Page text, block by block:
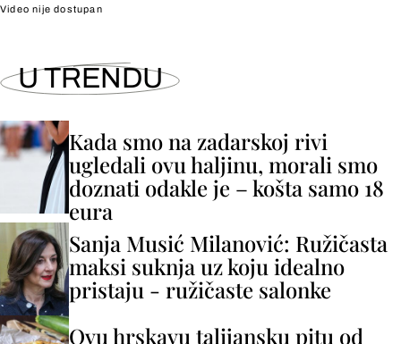
Video nije dostupan
U TRENDU
Kada smo na zadarskoj rivi
ugledali ovu haljinu, morali smo
doznati odakle je – košta samo 18
eura
Sanja Musić Milanović: Ružičasta
maksi suknja uz koju idealno
pristaju - ružičaste salonke
Ovu hrskavu talijansku pitu od